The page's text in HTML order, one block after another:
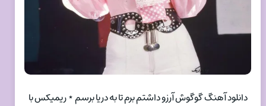
دانلود آهنگ گوگوش آرزو داشتم برم تا به دریا برسم ⋆ ریمیکس با